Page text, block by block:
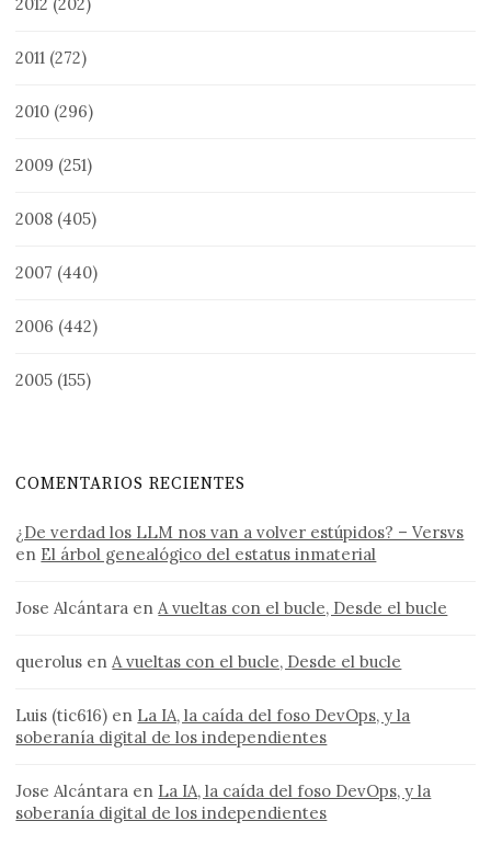
2011 (272)
2010 (296)
2009 (251)
2008 (405)
2007 (440)
2006 (442)
2005 (155)
COMENTARIOS RECIENTES
¿De verdad los LLM nos van a volver estúpidos? – Versvs
en El árbol genealógico del estatus inmaterial
Jose Alcántara en A vueltas con el bucle, Desde el bucle
querolus en A vueltas con el bucle, Desde el bucle
Luis (tic616) en La IA, la caída del foso DevOps, y la
soberanía digital de los independientes
Jose Alcántara en La IA, la caída del foso DevOps, y la
soberanía digital de los independientes